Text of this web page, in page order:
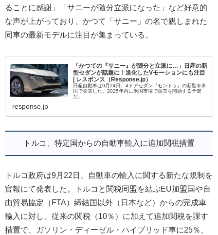
ることに感謝」「サニーが随分立派になった」など好意的
な声が上がっており、かつて「サニー」の名で親しまれた
同車の最新モデルに注目が集まっている。
「かつての『サニー』が随分と立派に…」日産の新
型セダンが話題に！進化したVモーションにも注目
| レスポンス（Response.jp）
日産自動車は9月24日、4ドアセダン『セントラ』の新型を米
国で発表した。2025年内に米国市場で販売を開始する予定
だ。
response.jp
トルコ、特定国からの自動車輸入に追加関税措置
トルコ政府は9月22日、自動車の輸入に関する新たな規制を
官報にて発表した。トルコと関税同盟を結ぶEU加盟国や自
由貿易協定（FTA）締結国以外（日本など）からの完成車
輸入に対し、従来の関税（10％）に加えて追加関税を課す
措置で、ガソリン・ディーゼル・ハイブリッド車に25％、